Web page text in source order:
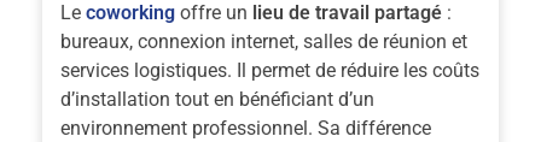
Le coworking offre un lieu de travail partagé :
bureaux, connexion internet, salles de réunion et
services logistiques. Il permet de réduire les coûts
d’installation tout en bénéficiant d’un
environnement professionnel. Sa différence